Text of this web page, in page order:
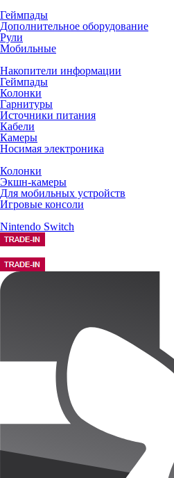
Геймпады
Дополнительное оборудование
Рули
Мобильные
Накопители информации
Геймпады
Колонки
Гарнитуры
Источники питания
Кабели
Камеры
Носимая электроника
Колонки
Экшн-камеры
Для мобильных устройств
Игровые консоли
Nintendo Switch